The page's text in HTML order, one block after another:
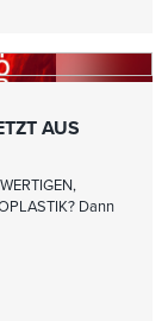
AUS
Dann